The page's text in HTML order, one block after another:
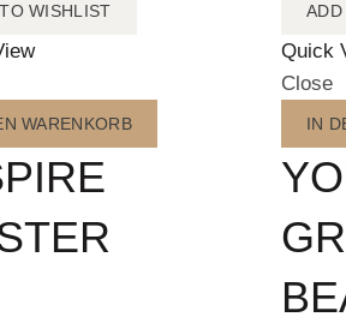
WISHLIST
WARENKORB
Quick
Close
IN